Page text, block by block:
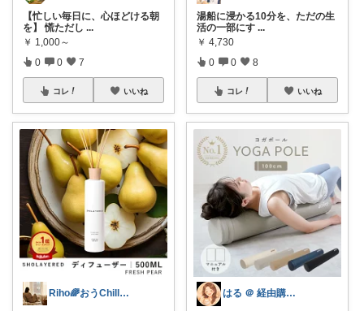
【忙しい毎日に、心ほどける朝
を】 慌ただし ...
￥ 1,000～
0 0 7
コレ いいね
Riho🌈おうChill★グッズ
湯船に浸かる10分を、ただの生
活の一部にす ...
￥ 4,730
0 0 8
コレ いいね
はる ＠ 経由購入感謝です✨